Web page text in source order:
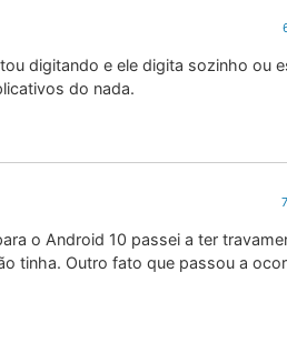
digitando e ele digita sozinho ou
do nada.
o Android 10 passei a ter
tinha. Outro fato que passou a